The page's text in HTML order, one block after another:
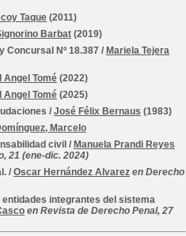
Taque (2011)
Barbat (2019)
Concursal Nº 18.387 / Mariela Tejera
Angel Tomé (2022)
Angel Tomé (2025)
/ José Félix Bernaus (1983)
Marcelo
civil / Manuela Prandi Reyes
21 (ene-dic. 2024)
/ Oscar Hernández Alvarez en Derecho
entidades integrantes del sistema
en Revista de Derecho Penal, 27